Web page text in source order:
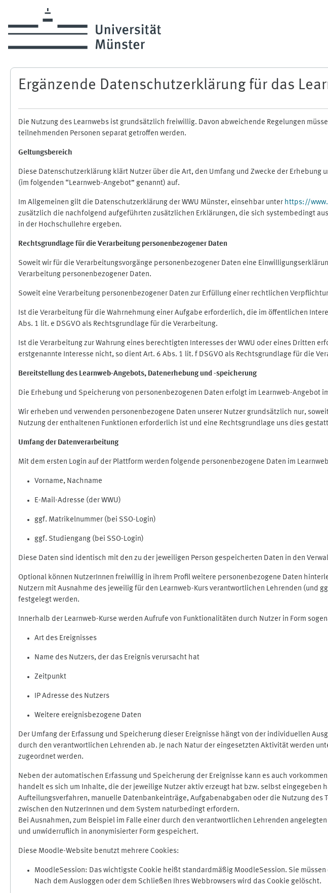
Ergänzende Datenschutzerklärung für das
Die Nutzung des Learnwebs ist grundsätzlich freiwillig. Davon abweichende Regelungen
teilnehmenden Personen separat getroffen werden.
Geltungsbereich
Diese Datenschutzerklärung klärt Nutzer über die Art, den Umfang und Zwecke der
(im folgenden “Learnweb-Angebot” genannt) auf.
Im Allgemeinen gilt die Datenschutzerklärung der WWU Münster, einsehbar unter https://
zusätzlich die nachfolgend aufgeführten zusätzlichen Erklärungen, die sich systembedingt
in der Hochschullehre ergeben.
Rechtsgrundlage für die Verarbeitung personenbezogener Daten
Soweit wir für die Verarbeitungsvorgänge personenbezogener Daten eine
Verarbeitung personenbezogener Daten.
Soweit eine Verarbeitung personenbezogener Daten zur Erfüllung einer rechtlichen
Ist die Verarbeitung für die Wahrnehmung einer Aufgabe erforderlich, die im öffentlichen
Abs. 1 lit. e DSGVO als Rechtsgrundlage für die Verarbeitung.
Ist die Verarbeitung zur Wahrung eines berechtigten Interesses der WWU oder eines Dritten
erstgenannte Interesse nicht, so dient Art. 6 Abs. 1 lit. f DSGVO als Rechtsgrundlage für die
Bereitstellung des Learnweb-Angebots, Datenerhebung und -speicherung
Die Erhebung und Speicherung von personenbezogenen Daten erfolgt im Learnweb-Angebot
Wir erheben und verwenden personenbezogene Daten unserer Nutzer grundsätzlich nur,
Nutzung der enthaltenen Funktionen erforderlich ist und eine Rechtsgrundlage uns dies
Umfang der Datenverarbeitung
Mit dem ersten Login auf der Plattform werden folgende personenbezogene Daten im
Vorname, Nachname
E-Mail-Adresse (der WWU)
ggf. Matrikelnummer (bei SSO-Login)
ggf. Studiengang (bei SSO-Login)
Diese Daten sind identisch mit den zu der jeweiligen Person gespeicherten Daten in den
Optional können NutzerInnen freiwillig in ihrem Profil weitere personenbezogene Daten
Nutzern mit Ausnahme des jeweilig für den Learnweb-Kurs verantwortlichen Lehrenden (und
festgelegt werden.
Innerhalb der Learnweb-Kurse werden Aufrufe von Funktionalitäten durch Nutzer in Form
Art des Ereignisses
Name des Nutzers, der das Ereignis verursacht hat
Zeitpunkt
IP Adresse des Nutzers
Weitere ereignisbezogene Daten
Der Umfang der Erfassung und Speicherung dieser Ereignisse hängt von der individuellen
durch den verantwortlichen Lehrenden ab. Je nach Natur der eingesetzten Aktivität werden
zugeordnet werden.
Neben der automatischen Erfassung und Speicherung der Ereignisse kann es auch
handelt es sich um Inhalte, die der jeweilige Nutzer aktiv erzeugt hat bzw. selbst
Aufteilungsverfahren, manuelle Datenbankeinträge, Aufgabenabgaben oder die Nutzung
zwischen den NutzerInnen und dem System naturbedingt erfordern.
Bei Ausnahmen, zum Beispiel im Falle einer durch den verantwortlichen Lehrenden
und unwiderruflich in anonymisierter Form gespeichert.
Diese Moodle-Website benutzt mehrere Cookies:
MoodleSession: Das wichtigste Cookie heißt standardmäßig MoodleSession. Sie
Nach dem Ausloggen oder dem Schließen Ihres Webbrowsers wird das Cookie gelöscht.